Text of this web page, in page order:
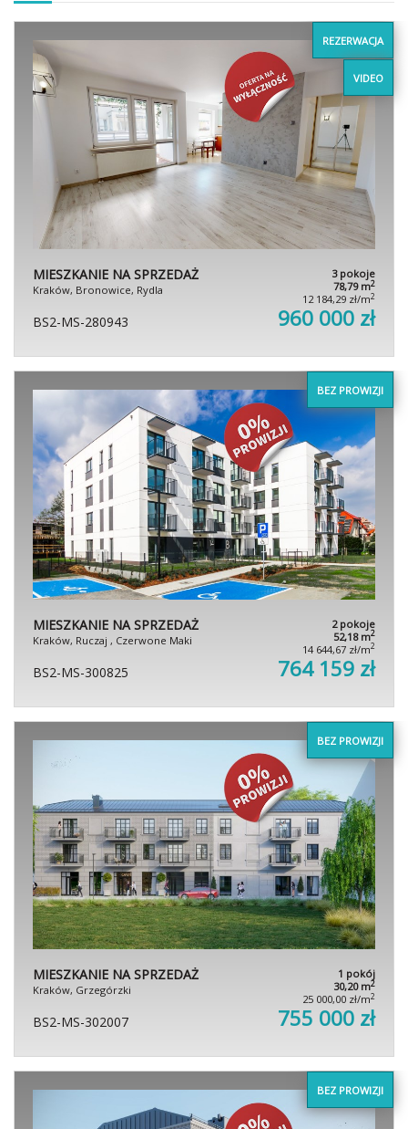
REZERWACJA
VIDEO
MIESZKANIE NA SPRZEDAŻ
Kraków, Bronowice, Rydla
3 pokoje
78,79 m2
12 184,29 zł/m2
BS2-MS-280943 960 000 zł
BEZ PROWIZJI
MIESZKANIE NA SPRZEDAŻ
Kraków, Ruczaj , Czerwone Maki
2 pokoje
52,18 m2
14 644,67 zł/m2
BS2-MS-300825 764 159 zł
BEZ PROWIZJI
MIESZKANIE NA SPRZEDAŻ
Kraków, Grzegórzki
1 pokój
30,20 m2
25 000,00 zł/m2
BS2-MS-302007 755 000 zł
BEZ PROWIZJI